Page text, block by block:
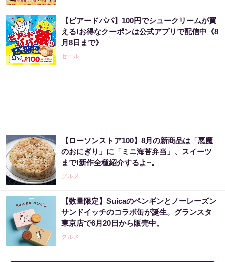
【ビアードパパ】100円でシュークリームが買
える!お得なクーポンは公式アプリで配信中《8
月8日まで》
セール
【ローソンストア100】8月の新商品は「悪魔
のおにぎり」に「ミニ海苔弁当」、スイーツ
まで!新作全種紹介するよ~。
グルメ
【数量限定】Suicaのペンギンとノーレーズン
サンドイッチのコラボ缶が誕生。グランスタ
東京店で6月20日から販売中。
グルメ